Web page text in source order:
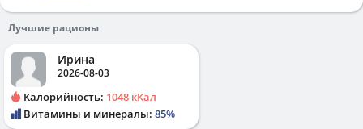
Лучшие рационы
Ирина
2026-08-03
Калорийность: 1048 кКал
Витамины и минералы: 85%